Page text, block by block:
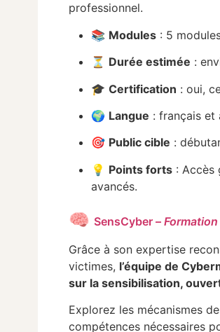
professionnel.
📚 Modules : 5
⏳ Durée estimée :
🎓Certification : oui,
🌍 Langue : français et
🎯 Public cible :
💡 Points forts : Accès
avancés.
🧠 SensCyber –
Grâce à son expertise
victimes, l’équipe de
sur la sensibilisation,
Explorez les mécanismes
compétences nécessaires